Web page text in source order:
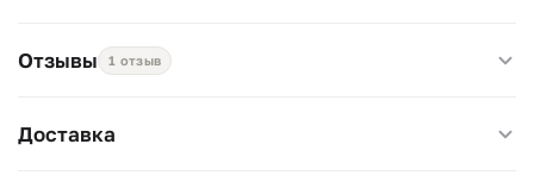
–Гвоздикапочти не боится перепадов температуры и
подсохшим, можно оставить в букете до конца.
Отзывы 1 отзыв
Доставка